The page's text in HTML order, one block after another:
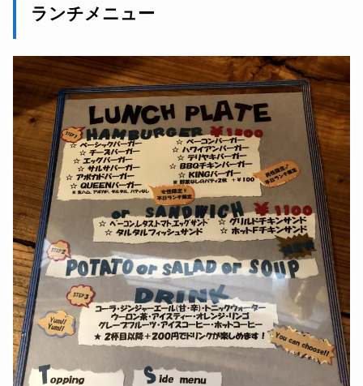
ランチメニュー